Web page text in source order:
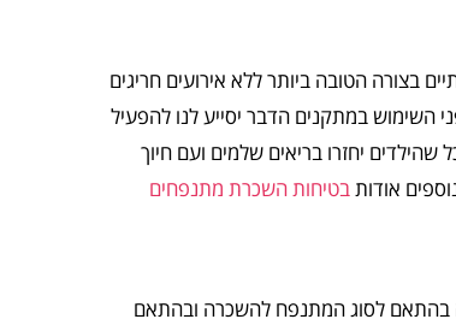
בצורה הטובה ביותר ללא אירועים חריגים
השימוש במתקנים הדבר יסייע לנו להפעיל
יחזרו בריאים שלמים ועם חיוך
אודותבטיחות השכרת מתנפחים
בהתאם לסוג המתנפח להשכרה ובהתאם